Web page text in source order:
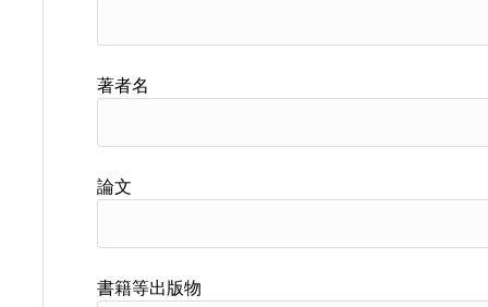
著者名
論文
書籍等出版物